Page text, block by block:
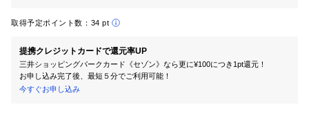
取得予定ポイント数： 34 pt
提携クレジットカードで還元率UP
三井ショッピングパークカード《セゾン》なら更に¥100につき1pt還元！
お申し込み完了後、最短５分でご利用可能！
今すぐお申し込み